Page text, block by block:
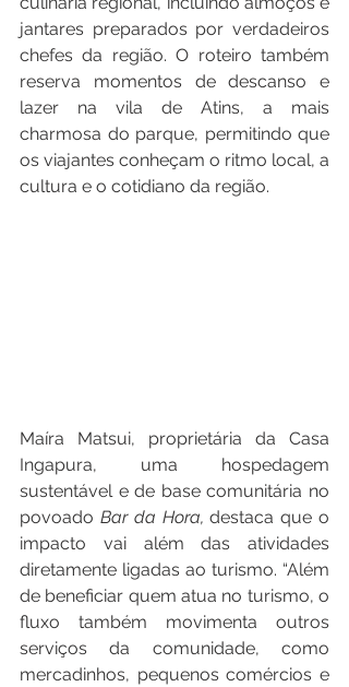
jantares preparados por verdadeiros
chefes da região. O roteiro também
reserva momentos de descanso e
lazer na vila de Atins, a mais
charmosa do parque, permitindo que
os viajantes conheçam o ritmo local, a
cultura e o cotidiano da região.
Maíra Matsui, proprietária da Casa
Ingapura, uma hospedagem
sustentável e de base comunitária no
povoado Bar da Hora, destaca que o
impacto vai além das atividades
diretamente ligadas ao turismo. “Além
de beneficiar quem atua no turismo, o
fluxo também movimenta outros
serviços da comunidade, como
mercadinhos, pequenos comércios e